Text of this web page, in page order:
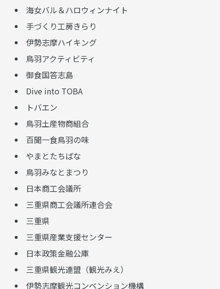
海女バル＆ハロウィンナイト
手づくり工房きらり
伊勢志摩ハイキング
鳥羽アクティビティ
御食国答志島
Dive into TOBA
トバエン
鳥羽土産物商組合
百聞一食鳥羽の味
やまとたちばな
鳥羽みなとまつり
日本商工会議所
三重県商工会議所連合会
三重県
三重県産業支援センター
日本政策金融公庫
三重県観光連盟（観光みえ）
伊勢志摩観光コンベンション機構